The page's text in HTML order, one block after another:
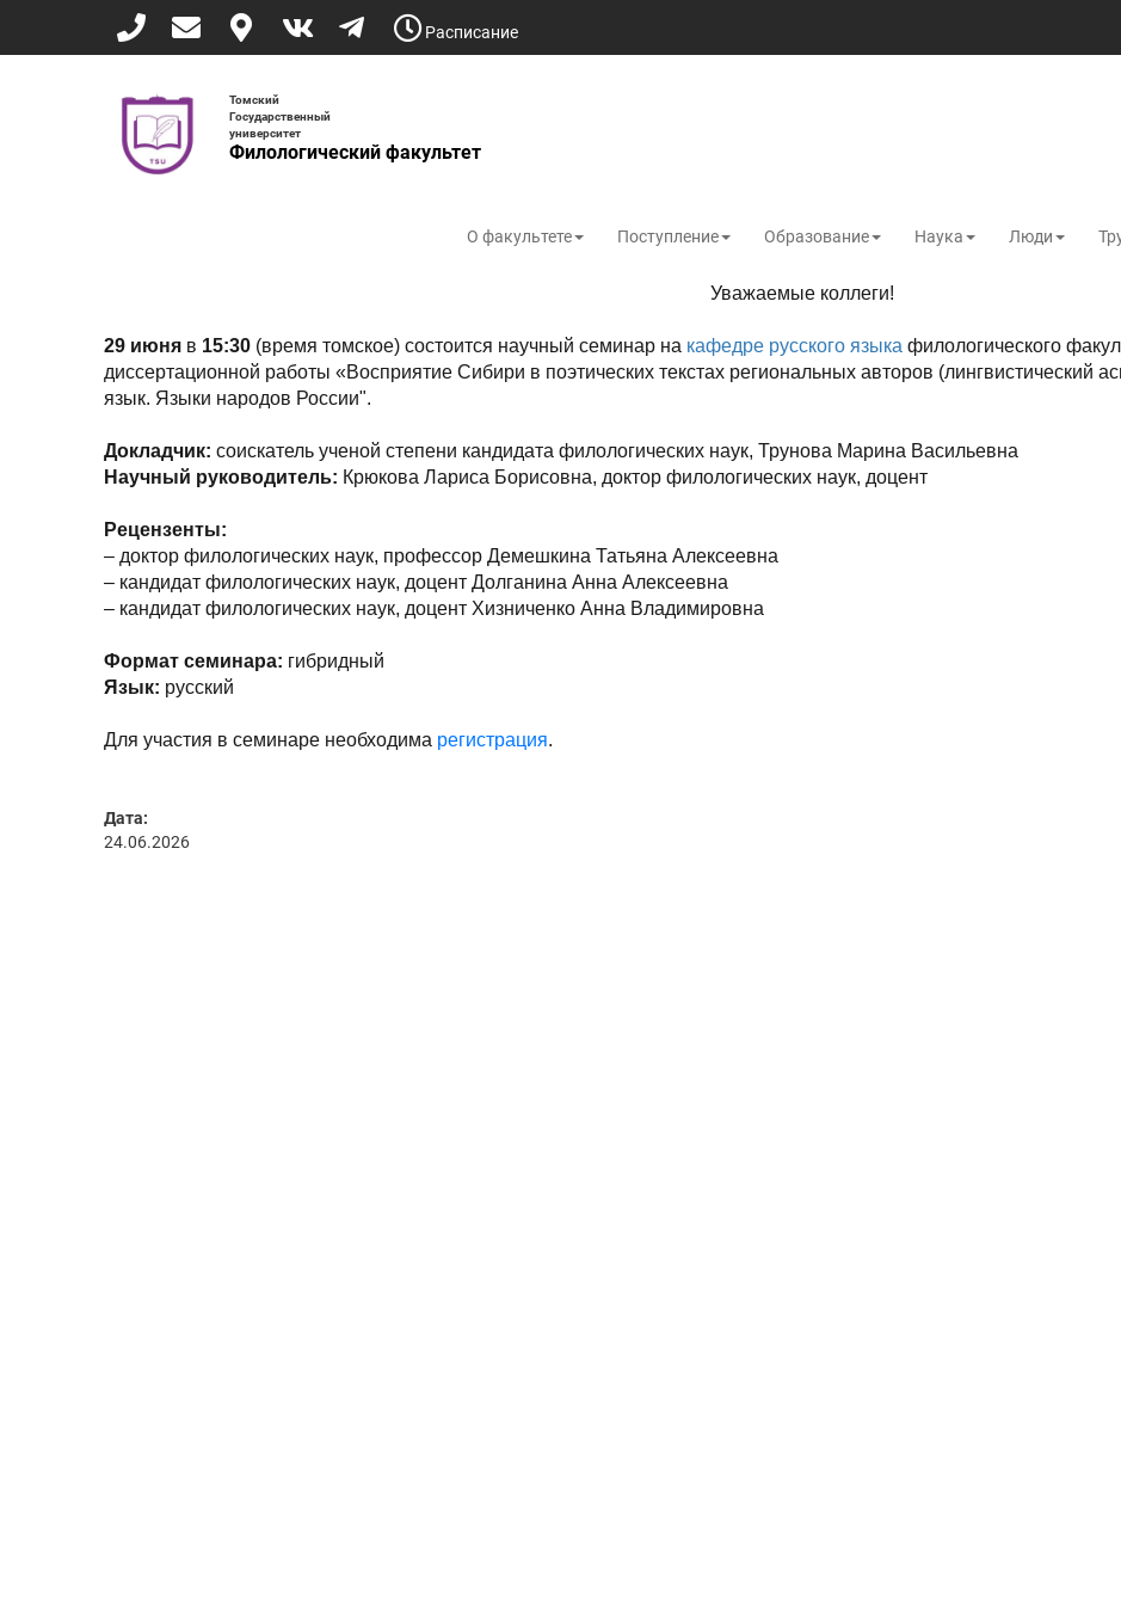
основному
Расписание
Томский
Государственный
университет
Филологический факультет
О факультете Поступление Образование Наука Люди
Уважаемые коллеги!
29 июня в 15:30 (время томское) состоится научный семинар на кафедре русского языка филологического
диссертационной работы «Восприятие Сибири в поэтических текстах региональных авторов (лингвистический
язык. Языки народов России".
Докладчик: соискатель ученой степени кандидата филологических наук, Трунова Марина Васильевна
Научный руководитель: Крюкова Лариса Борисовна, доктор филологических наук, доцент
Рецензенты:
– доктор филологических наук, профессор Демешкина Татьяна Алексеевна
– кандидат филологических наук, доцент Долганина Анна Алексеевна
– кандидат филологических наук, доцент Хизниченко Анна Владимировна
Формат семинара: гибридный
Язык: русский
Для участия в семинаре необходима регистрация.
Дата:
24.06.2026